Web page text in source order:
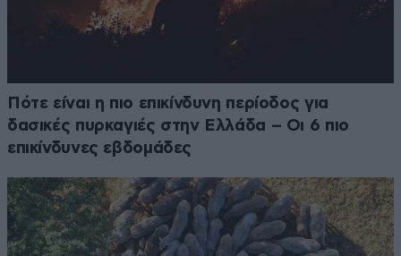
Πότε είναι η πιο επικίνδυνη περίοδος για
δασικές πυρκαγιές στην Ελλάδα – Οι 6 πιο
επικίνδυνες εβδομάδες